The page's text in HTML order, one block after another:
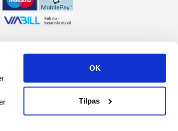
OK
Tilpas